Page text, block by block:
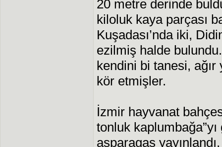
20 metre derinde
kiloluk kaya parçası
Kuşadası’nda iki,
ezilmiş halde
kendini bi tanesi, ağır
kör etmişler.
İzmir hayvanat
tonluk
asparagas